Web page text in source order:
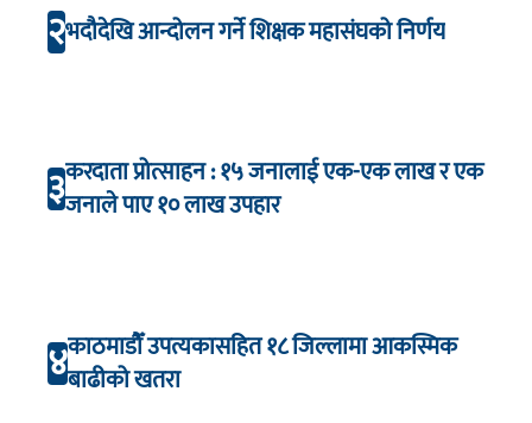
२भदौदेखि आन्दोलन गर्ने शिक्षक महासंघको निर्णय
३करदाता प्रोत्साहन : १५ जनालाई एक-एक लाख र एक
जनाले पाए १० लाख उपहार
४काठमाडौँ उपत्यकासहित १८ जिल्लामा आकस्मिक
बाढीको खतरा